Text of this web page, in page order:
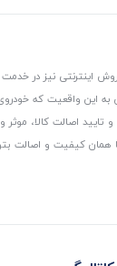
اینترنتی نیز در
به این واقعیت که
اصالت کالا،
کیفیت و اصالت